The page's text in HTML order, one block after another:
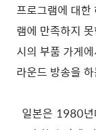
프로그램에 대한
램에 만족하지
시의 부품 가게
라운드 방송을
일본은 1980년